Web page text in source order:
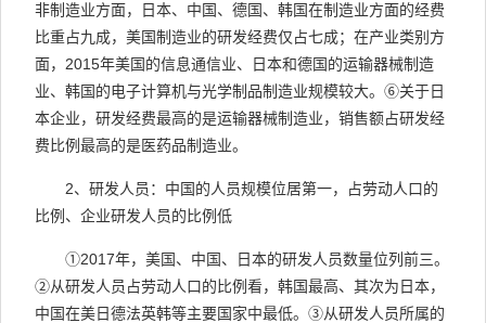
非制造业方面，日本、中国、德国、韩国在制造业方面的经费
比重占九成，美国制造业的研发经费仅占七成；在产业类别方
面， 2015年美国的信息通信业、日本和德国的运输器械制造
业、韩国的电子计算机与光学制品制造业规模较大。⑥关于日
本企业，研发经费最高的是运输器械制造业，销售额占研发经
费比例最高的是医药品制造业。
2、研发人员：中国的人员规模位居第一，占劳动人口的
比例、企业研发人员的比例低
①2017年，美国、中国、日本的研发人员数量位列前三。
②从研发人员占劳动人口的比例看，韩国最高、其次为日本，
中国在美日德法英韩等主要国家中最低。③从研发人员所属的